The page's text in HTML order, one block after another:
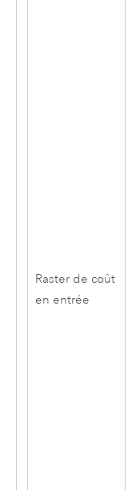
Raster de coût
en entrée